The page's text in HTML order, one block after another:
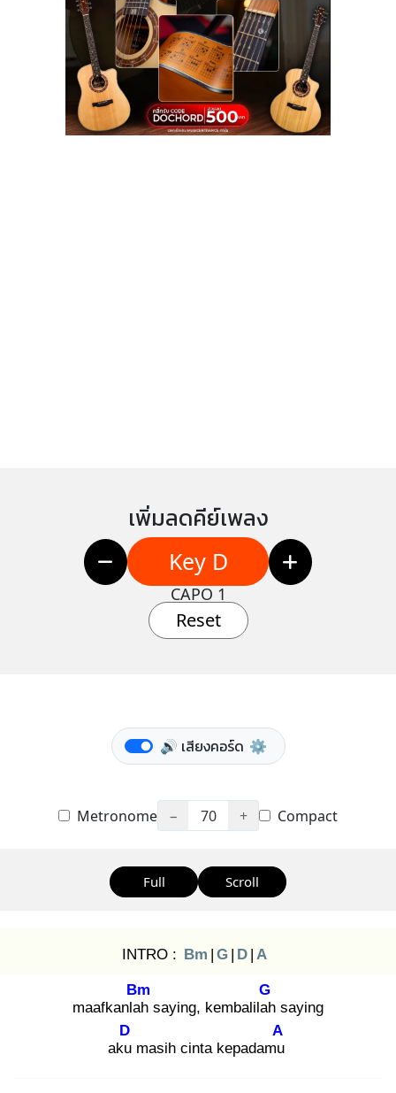
เพิ่มลดคีย์เพลง
Key D
CAPO 1
Reset
🔊 เสียงคอร์ด ⚙️
Metronome − 70 + Compact
Full Scroll
INTRO : Bm | G | D | A
maafkanlah
Bm
saying, kembalilah
G
saying
aku
D
masih cinta kepadamu
A